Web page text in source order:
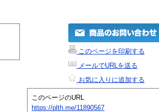
このページを印刷する
メールでURLを送る
お気に入りに追加する
このページのURL
https://plth.me/11890567